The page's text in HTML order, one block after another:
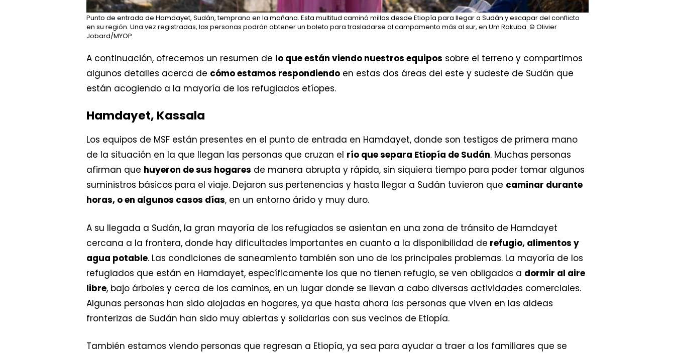
Punto de entrada de Hamdayet, Sudán, temprano en la mañana. Esta multitud caminó millas desde Etiopía para llegar a Sudán y escapar del conflicto
en su región. Una vez registradas, las personas podrán obtener un boleto para trasladarse al campamento más al sur, en Um Rakuba. © Olivier
Jobard/MYOP
A continuación, ofrecemos un resumen de lo que están viendo nuestros equipos sobre el terreno y compartimos
algunos detalles acerca de cómo estamos respondiendo en estas dos áreas del este y sudeste de Sudán que
están acogiendo a la mayoría de los refugiados etíopes.
Hamdayet, Kassala
Los equipos de MSF están presentes en el punto de entrada en Hamdayet, donde son testigos de primera mano
de la situación en la que llegan las personas que cruzan el río que separa Etiopía de Sudán. Muchas personas
afirman que huyeron de sus hogares de manera abrupta y rápida, sin siquiera tiempo para poder tomar algunos
suministros básicos para el viaje. Dejaron sus pertenencias y hasta llegar a Sudán tuvieron que caminar durante
horas, o en algunos casos días, en un entorno árido y muy duro.
A su llegada a Sudán, la gran mayoría de los refugiados se asientan en una zona de tránsito de Hamdayet
cercana a la frontera, donde hay dificultades importantes en cuanto a la disponibilidad de refugio, alimentos y
agua potable. Las condiciones de saneamiento también son uno de los principales problemas. La mayoría de los
refugiados que están en Hamdayet, específicamente los que no tienen refugio, se ven obligados a dormir al aire
libre, bajo árboles y cerca de los caminos, en un lugar donde se llevan a cabo diversas actividades comerciales.
Algunas personas han sido alojadas en hogares, ya que hasta ahora las personas que viven en las aldeas
fronterizas de Sudán han sido muy abiertas y solidarias con sus vecinos de Etiopía.
También estamos viendo personas que regresan a Etiopía, ya sea para ayudar a traer a los familiares que se